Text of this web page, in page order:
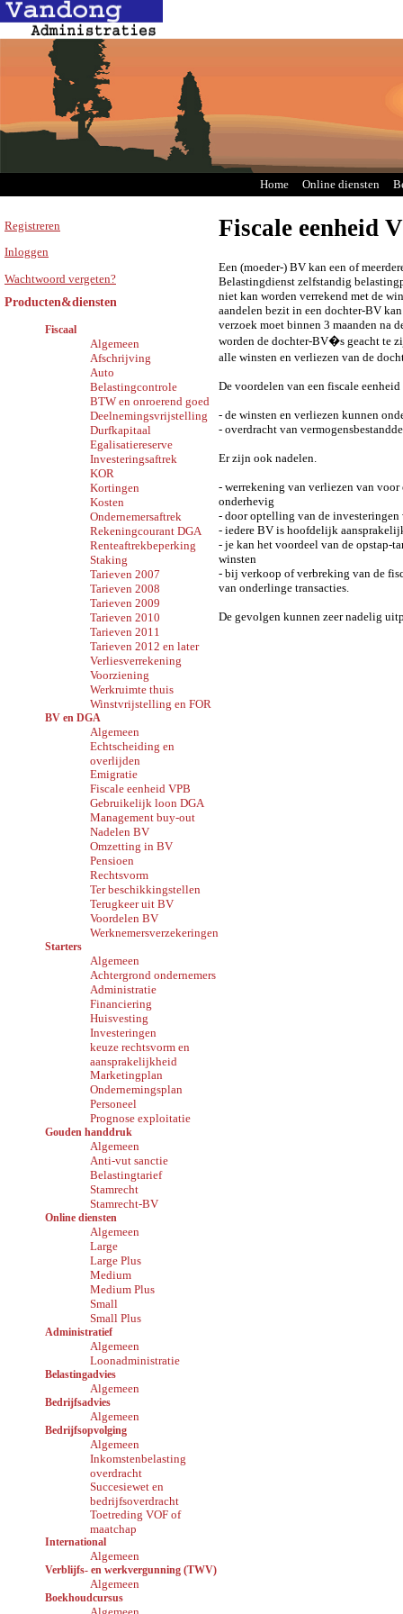
Home Online diensten
Registreren
Inloggen
Wachtwoord vergeten?
Producten&diensten
Fiscaal
Algemeen
Afschrijving
Auto
Belastingcontrole
BTW en onroerend goed
Deelnemingsvrijstelling
Durfkapitaal
Egalisatiereserve
Investeringsaftrek
KOR
Kortingen
Kosten
Ondernemersaftrek
Rekeningcourant DGA
Renteaftrekbeperking
Staking
Tarieven 2007
Tarieven 2008
Tarieven 2009
Tarieven 2010
Tarieven 2011
Tarieven 2012 en later
Verliesverrekening
Voorziening
Werkruimte thuis
Winstvrijstelling en FOR
BV en DGA
Algemeen
Echtscheiding en
overlijden
Emigratie
Fiscale eenheid VPB
Gebruikelijk loon DGA
Management buy-out
Nadelen BV
Omzetting in BV
Pensioen
Rechtsvorm
Ter beschikkingstellen
Terugkeer uit BV
Voordelen BV
Werknemersverzekeringen
Starters
Algemeen
Achtergrond ondernemers
Administratie
Financiering
Huisvesting
Investeringen
keuze rechtsvorm en
aansprakelijkheid
Marketingplan
Ondernemingsplan
Personeel
Prognose exploitatie
Gouden handdruk
Algemeen
Anti-vut sanctie
Belastingtarief
Stamrecht
Stamrecht-BV
Online diensten
Algemeen
Large
Large Plus
Medium
Medium Plus
Small
Small Plus
Administratief
Algemeen
Loonadministratie
Belastingadvies
Algemeen
Bedrijfsadvies
Algemeen
Bedrijfsopvolging
Algemeen
Inkomstenbelasting
overdracht
Succesiewet en
bedrijfsoverdracht
Toetreding VOF of
maatchap
International
Algemeen
Verblijfs- en werkvergunning (TWV)
Algemeen
Boekhoudcursus
Fiscale eenheid
Een (moeder-) BV kan een of
Belastingdienst zelfstandig
niet kan worden verrekend met de
aandelen bezit in een dochter-BV
verzoek moet binnen 3 maanden na
worden de dochter-BV�s geacht te
alle winsten en verliezen van de
De voordelen van een fiscale
- de winsten en verliezen kunnen
- overdracht van
Er zijn ook nadelen.
- werrekening van verliezen van
onderhevig
- door optelling van de
- iedere BV is hoofdelijk
- je kan het voordeel van de opstap-
winsten
- bij verkoop of verbreking van de
van onderlinge transacties.
De gevolgen kunnen zeer nadelig